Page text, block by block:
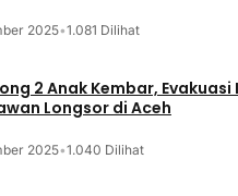
2025•1.081 Dilihat
2 Anak Kembar, Evakuasi
Longsor di Aceh
2025•1.040 Dilihat